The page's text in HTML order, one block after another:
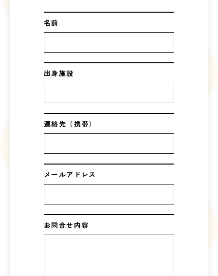
名前
出身施設
連絡先（携帯）
メールアドレス
お問合せ内容